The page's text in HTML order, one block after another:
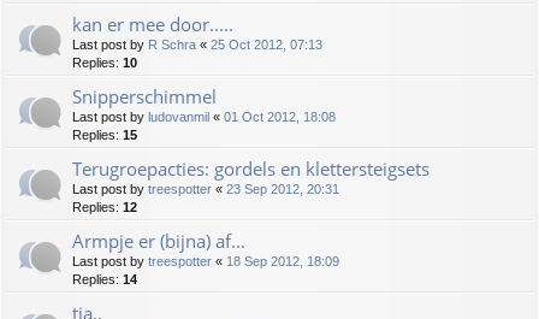
kan er mee door.....
Last post by R Schra « 25 Oct 2012, 07:13
Replies: 10
Snipperschimmel
Last post by ludovanmil « 01 Oct 2012, 18:08
Replies: 15
Terugroepacties: gordels en klettersteigsets
Last post by treespotter « 23 Sep 2012, 20:31
Replies: 12
Armpje er (bijna) af...
Last post by treespotter « 18 Sep 2012, 18:09
Replies: 14
tja..